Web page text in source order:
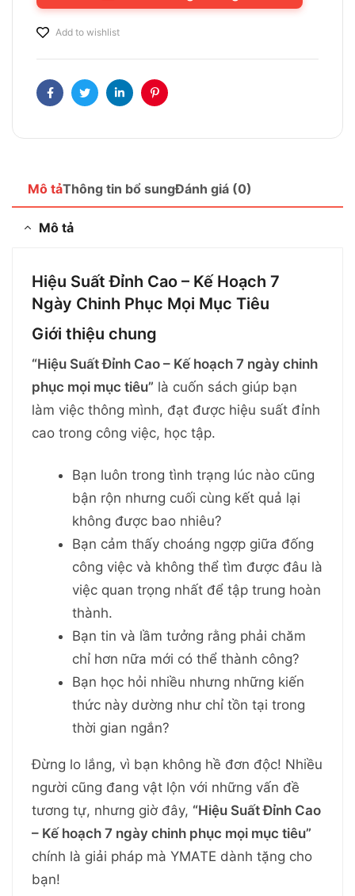
Add to wishlist
FacebookTwitterLinkedinPinterest
Mô tảThông tin bổ sungĐánh giá (0)
Mô tả
Hiệu Suất Đỉnh Cao – Kế Hoạch 7
Ngày Chinh Phục Mọi Mục Tiêu
Giới thiệu chung
“Hiệu Suất Đỉnh Cao – Kế hoạch 7 ngày chinh
phục mọi mục tiêu” là cuốn sách giúp bạn
làm việc thông mình, đạt được hiệu suất đỉnh
cao trong công việc, học tập.
Bạn luôn trong tình trạng lúc nào cũng
bận rộn nhưng cuối cùng kết quả lại
không được bao nhiêu?
Bạn cảm thấy choáng ngợp giữa đống
công việc và không thể tìm được đâu là
việc quan trọng nhất để tập trung hoàn
thành.
Bạn tin và lầm tưởng rằng phải chăm
chỉ hơn nữa mới có thể thành công?
Bạn học hỏi nhiều nhưng những kiến
thức này dường như chỉ tồn tại trong
thời gian ngắn?
Đừng lo lắng, vì bạn không hề đơn độc! Nhiều
người cũng đang vật lộn với những vấn đề
tương tự, nhưng giờ đây, “Hiệu Suất Đỉnh Cao
– Kế hoạch 7 ngày chinh phục mọi mục tiêu”
chính là giải pháp mà YMATE dành tặng cho
bạn!